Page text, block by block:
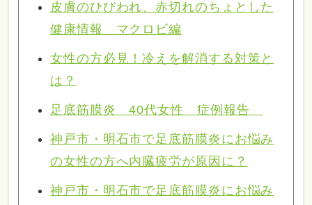
皮膚のひびわれ、赤切れのちょとした
健康情報 マクロビ編
女性の方必見！冷えを解消する対策と
は？
足底筋膜炎 40代女性 症例報告
神戸市・明石市で足底筋膜炎にお悩み
の女性の方へ内臓疲労が原因に？
神戸市・明石市で足底筋膜炎にお悩み